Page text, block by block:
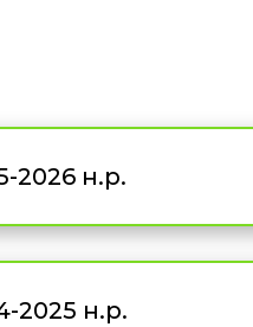
2026 н.р.
2025 н.р.